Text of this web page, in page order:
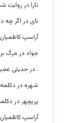
تارا در روایت
نای در اگر چه
آراسپ کاظمیان
جواد درمرگ
. درحدیثی
شهره در
پریچهر در
آراسپ کاظمیان